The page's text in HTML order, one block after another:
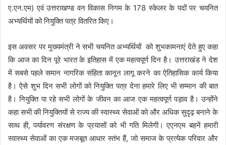
ए.एन.एम) एवं उत्तराखण्ड वन विकास निगम के 178 स्केलर के पदों पर चयनित
अभ्यर्थियों को नियुक्ति पत्र वितरित किए।
इस अवसर पर मुख्यमंत्री ने सभी चयनित अभ्यर्थियों को शुभकामनाएं देते हुए कहा
कि आज का दिन पूरे भारत के इतिहास में एक महत्वपूर्ण दिन है। उत्तराखंड ने देश
में सबसे पहले समान नागरिक संहिता कानून लागू करने का ऐतिहासिक कार्य किया
है। ऐसे शुभ दिन सभी लोगों को नियुक्ति पत्र देना हमारे लिए भी सम्मान की बात
है। नियुक्ति पा रहे सभी लोगों के जीवन का आज एक महत्वपूर्ण पड़ाव है। उन्होंने
कहा सभी की नियुक्तियों से राज्य की स्वास्थ्य सेवाओं को और अधिक सुदृढ़ बनाने के
साथ ही, पर्यावरण संरक्षण के प्रयासों को भी गति मिलेगी। एएनएम बहनें हमारी
स्वास्थ्य सेवाओं का एक मजबूत आधार स्तंभ हैं, जो समाज के प्रत्येक परिवार और